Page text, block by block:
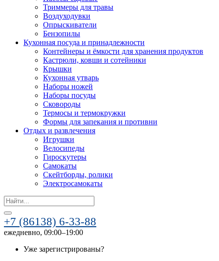
Триммеры для травы
Воздуходувки
Опрыскиватели
Бензопилы
Кухонная посуда и принадлежности
Контейнеры и ёмкости для хранения продуктов
Кастрюли, ковши и сотейники
Крышки
Кухонная утварь
Наборы ножей
Наборы посуды
Сковороды
Термосы и термокружки
Формы для запекания и противни
Отдых и развлечения
Игрушки
Велосипеды
Гироскутеры
Самокаты
Скейтборды, ролики
Электросамокаты
Search
for:
+7 (86138) 6-33-88
ежедневно, 09:00–19:00
Уже зарегистрированы?